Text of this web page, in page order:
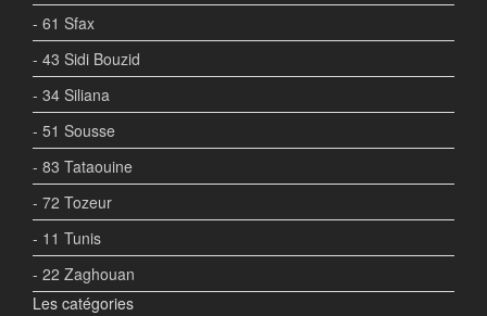
- 61 Sfax
- 43 Sidi Bouzid
- 34 Siliana
- 51 Sousse
- 83 Tataouine
- 72 Tozeur
- 11 Tunis
- 22 Zaghouan
Les catégories